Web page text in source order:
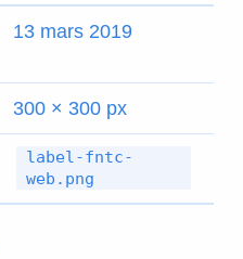
13 mars 2019
300 × 300 px
label-fntc-
web.png